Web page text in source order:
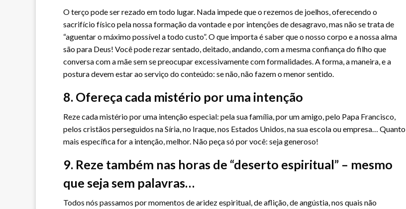
O terço pode ser rezado em todo lugar. Nada impede que o rezemos de joelhos, oferecendo o
sacrifício físico pela nossa formação da vontade e por intenções de desagravo, mas não se trata de
“aguentar o máximo possível a todo custo”. O que importa é saber que o nosso corpo e a nossa alma
são para Deus! Você pode rezar sentado, deitado, andando, com a mesma confiança do filho que
conversa com a mãe sem se preocupar excessivamente com formalidades. A forma, a maneira, e a
postura devem estar ao serviço do conteúdo: se não, não fazem o menor sentido.
8. Ofereça cada mistério por uma intenção
Reze cada mistério por uma intenção especial: pela sua família, por um amigo, pelo Papa Francisco,
pelos cristãos perseguidos na Síria, no Iraque, nos Estados Unidos, na sua escola ou empresa… Quanto
mais específica for a intenção, melhor. Não peça só por você: seja generoso!
9. Reze também nas horas de “deserto espiritual” – mesmo
que seja sem palavras…
Todos nós passamos por momentos de aridez espiritual, de aflição, de angústia, nos quais não